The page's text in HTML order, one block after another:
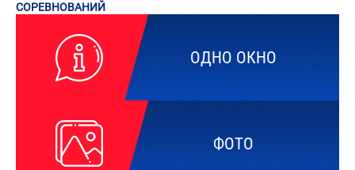
ОДНО ОКНО
ФОТО
СОРЕВНОВАНИЙ